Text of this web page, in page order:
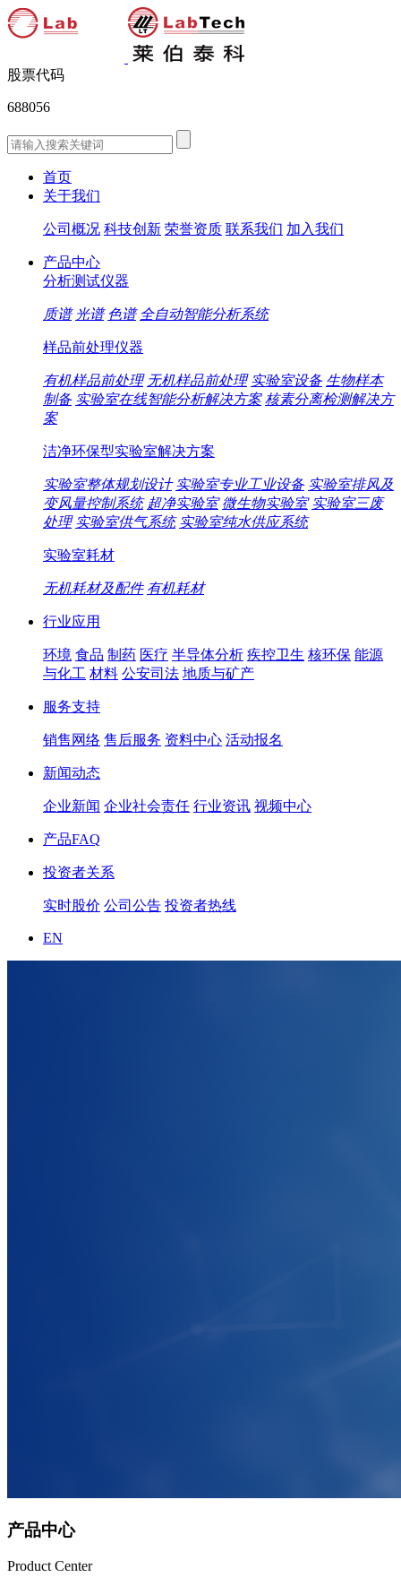
股票代码
688056
首页
关于我们
公司概况 科技创新 荣誉资质 联系我们 加入我们
产品中心
分析测试仪器
质谱 光谱 色谱 全自动智能分析系统
样品前处理仪器
有机样品前处理 无机样品前处理 实验室设备 生物样本
制备 实验室在线智能分析解决方案 核素分离检测解决方
案
洁净环保型实验室解决方案
实验室整体规划设计 实验室专业工业设备 实验室排风及
变风量控制系统 超净实验室 微生物实验室 实验室三废
处理 实验室供气系统 实验室纯水供应系统
实验室耗材
无机耗材及配件 有机耗材
行业应用
环境 食品 制药 医疗 半导体分析 疾控卫生 核环保 能源
与化工 材料 公安司法 地质与矿产
服务支持
销售网络 售后服务 资料中心 活动报名
新闻动态
企业新闻 企业社会责任 行业资讯 视频中心
产品FAQ
投资者关系
实时股价 公司公告 投资者热线
EN
产品中心
Product Center